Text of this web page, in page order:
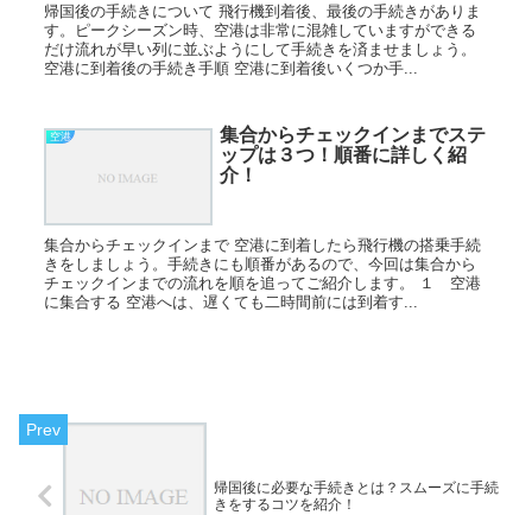
帰国後の手続きについて 飛行機到着後、最後の手続きがありま
す。ピークシーズン時、空港は非常に混雑していますができる
だけ流れが早い列に並ぶようにして手続きを済ませましょう。
空港に到着後の手続き手順 空港に到着後いくつか手...
空港
集合からチェックインまでステ
ップは３つ！順番に詳しく紹
介！
集合からチェックインまで 空港に到着したら飛行機の搭乗手続
きをしましょう。手続きにも順番があるので、今回は集合から
チェックインまでの流れを順を追ってご紹介します。 １ 空港
に集合する 空港へは、遅くても二時間前には到着す...
帰国後に必要な手続きとは？スムーズに手続
きをするコツを紹介！